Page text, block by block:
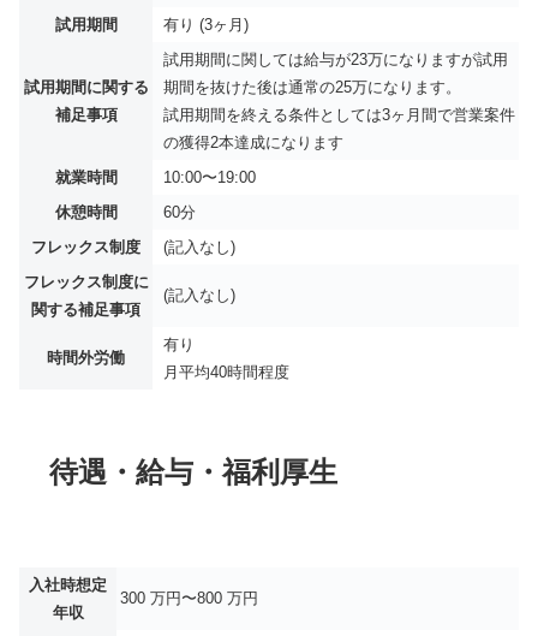
試用期間
有り (3ヶ月)
試用期間に関する
補足事項
試用期間に関しては給与が23万になりますが試用
期間を抜けた後は通常の25万になります。
試用期間を終える条件としては3ヶ月間で営業案件
の獲得2本達成になります
就業時間
10:00〜19:00
休憩時間
60分
フレックス制度
(記入なし)
フレックス制度に
関する補足事項
(記入なし)
時間外労働
有り
月平均40時間程度
待遇・給与・福利厚生
入社時想定
年収
300 万円〜800 万円